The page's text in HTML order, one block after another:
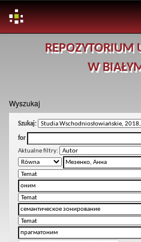
REPOZYTORIUM
W
Wyszukaj
Szukaj:
for
Aktualne filtry: